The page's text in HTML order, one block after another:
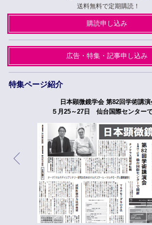
送料無料で定期購読！
購読申し込み
広告・特集・記事申し込み
特集ページ紹介
日本顕微鏡学会 第82回学術講演
５月25～27日 仙台国際センター